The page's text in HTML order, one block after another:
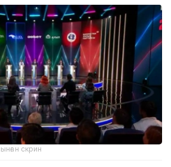
скрин